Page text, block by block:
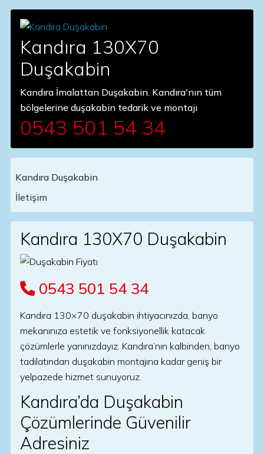
Kandıra 130X70
Duşakabin
Kandıra İmalattan Duşakabin. Kandıra'nın tüm
bölgelerine duşakabin tedarik ve montajı
0543 501 54 34
Main Navigation
Kandıra Duşakabin
İletişim
Kandıra 130X70 Duşakabin
0543 501 54 34
Kandıra 130×70 duşakabin ihtiyacınızda, banyo
mekanınıza estetik ve fonksiyonellik katacak
çözümlerle yanınızdayız. Kandıra’nın kalbinden, banyo
tadilatından duşakabin montajına kadar geniş bir
yelpazede hizmet sunuyoruz.
Kandıra’da Duşakabin
Çözümlerinde Güvenilir
Adresiniz